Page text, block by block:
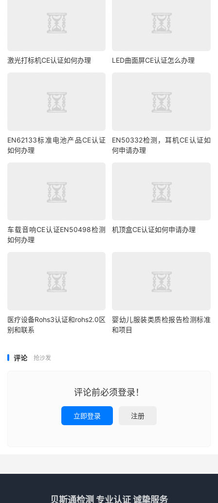
激光打标机CE认证如何办理 LED曲面屏CE认证怎么办理
EN62133标准电池产品CE认证
如何办理
EN50332检测，耳机CE认证如
何申请办理
车载音响CE认证EN50498检测
如何办理
机顶盒CE认证如何申请办理
医疗设备Rohs3认证和rohs2.0区
别和联系
婴幼儿服装类质检报告检测标准
和项目
评论 抢沙发
评论前必须登录！
立即登录 注册
贝斯通检测 专业认证 诚挚服务